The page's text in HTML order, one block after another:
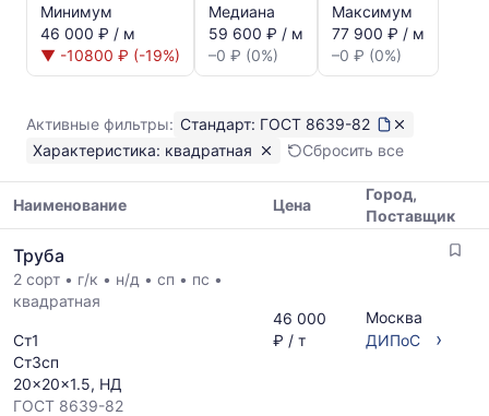
динамика
цен:
Труба
ГОСТ
8639-
82
Показаны
минимальная,
максимальная
цена
по
данным
прайс-
листов
поставщиков
Минимум
46 000 ₽ / м
▼ -10800 ₽ (-19%)
Медиана
59 600 ₽ / м
–0 ₽ (0%)
Максимум
77 900 ₽ / м
–0 ₽ (0%)
Активные фильтры: Стандарт: ГОСТ 8639-82
Характеристика: квадратная
Сбросить все
цен
на
металлопрокат
указанием
ГОСТ,
размеров
Наименование Цена
Город,
Поставщик
Труба
2 сорт • г/к • н/д • сп • пс •
квадратная
Ст1
Ст3сп
20x20x1.5, НД
ГОСТ 8639-82
46 000
₽ / т
Москва
ДИПоС
›